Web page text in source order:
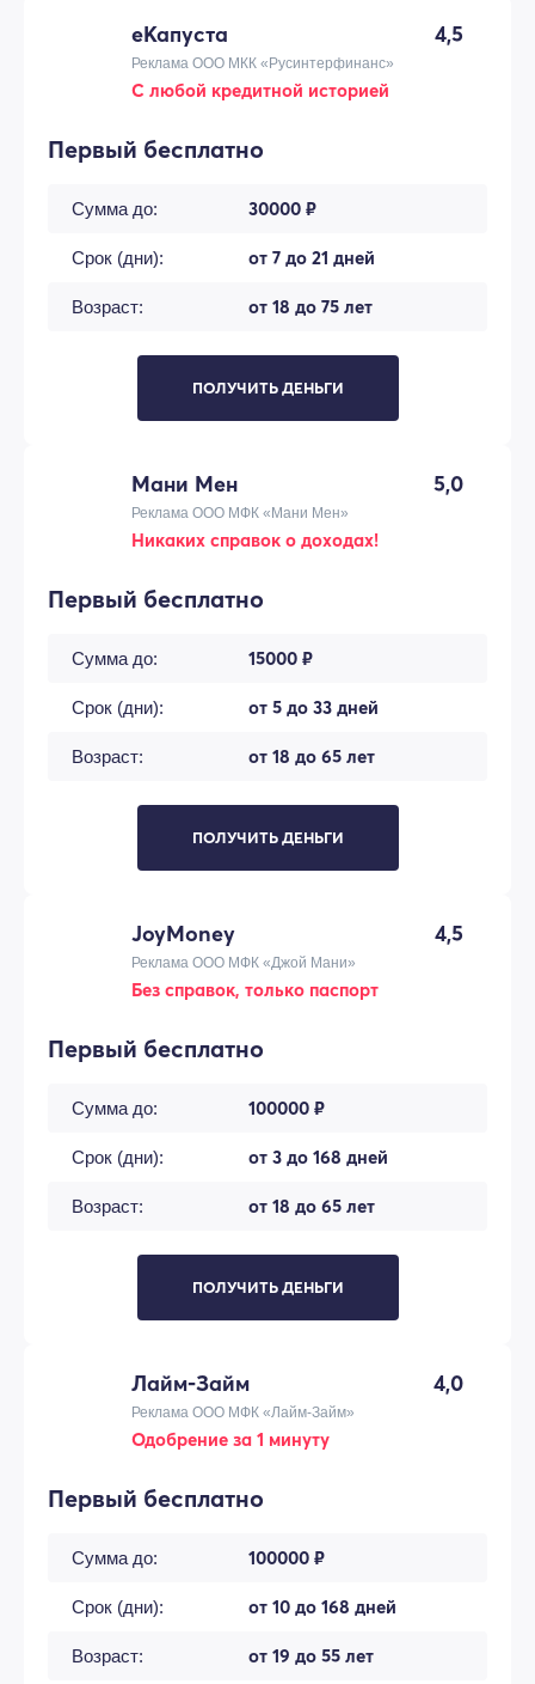
еКапуста 4,5
Реклама ООО МКК «Русинтерфинанс»
С любой кредитной историей
Первый бесплатно
Сумма до: 30000 ₽
Срок (дни): от 7 до 21 дней
Возраст: от 18 до 75 лет
ПОЛУЧИТЬ ДЕНЬГИ
Мани Мен 5,0
Реклама ООО МФК «Мани Мен»
Никаких справок о доходах!
Первый бесплатно
Сумма до: 15000 ₽
Срок (дни): от 5 до 33 дней
Возраст: от 18 до 65 лет
ПОЛУЧИТЬ ДЕНЬГИ
JoyMoney 4,5
Реклама ООО МФК «Джой Мани»
Без справок, только паспорт
Первый бесплатно
Сумма до: 100000 ₽
Срок (дни): от 3 до 168 дней
Возраст: от 18 до 65 лет
ПОЛУЧИТЬ ДЕНЬГИ
Лайм-Займ 4,0
Реклама ООО МФК «Лайм-Займ»
Одобрение за 1 минуту
Первый бесплатно
Сумма до: 100000 ₽
Срок (дни): от 10 до 168 дней
Возраст: от 19 до 55 лет